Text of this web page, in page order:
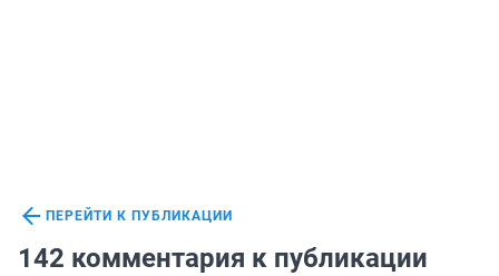
ПЕРЕЙТИ К ПУБЛИКАЦИИ
142 комментария к публикации